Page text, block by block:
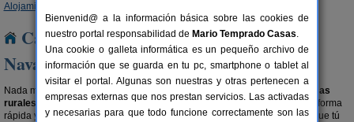
Alojamientos
Casas Rurales con disponibilidad en
Navarra
Nada mejor que para planear tu escapada rural es ir directo a buscar
casas
rurales con fechas libres en Navarra , permitiendo organizar tu viaje de forma
rápida y sencilla, alquilando un alojamiento rural disponible en la fecha que tú
Bienvenid@ a la información básica sobre las cookies de
nuestro portal responsabilidad de Mario Temprado Casas.
Una cookie o galleta informática es un pequeño archivo de
información que se guarda en tu pc, smartphone o tablet al
visitar el portal. Algunas son nuestras y otras pertenecen a
empresas externas que nos prestan servicios. Las activadas
y necesarias para que todo funcione correctamente son las